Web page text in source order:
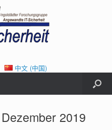
中文 (中国)
Dezember 2019